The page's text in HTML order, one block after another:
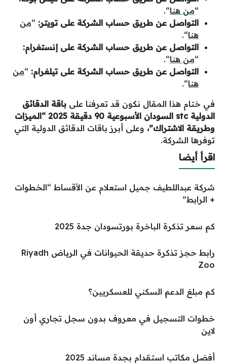
“من هنا“.
التواصل عن طريق حساب الشركة على تويتر: “من
هنا“.
التواصل عن طريق حساب الشركة على إنستغرام:
“من هنا“.
التواصل عن طريق حساب الشركة على تيلغرام: “من
هنا“.
في ختام هذا المقال نكون قد تعرفنا على باقة الدقائق
الدوليةstc
السودان الأسبوعية 90 دقيقة 2025 “الميزات
وطريقة الاشتراك”، وعلى أبرز باقات الدقائق الدولية التي
توفرها الشركة.
اقرأ أيضا
شركة عبداللطيف جميل استعلام عن الأقساط “الخطوات
+ الرابط”
كم سعر تذكرة الباخرة بورتسودان جدة 2025
رابط حجز تذكرة حديقة الحيوانات في الرياض Riyadh
Zoo
كم مبلغ الدعم السكني للعسكريين؟
خطوات التسجيل في معروف بدون سجل تجاري أون
لاين
أفضل مكاتب استقدام بجدة مساند 2025